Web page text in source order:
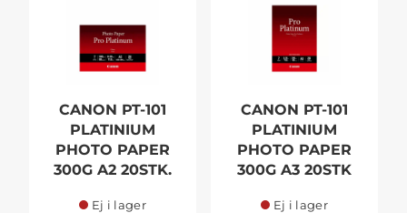
CANON PT-101
PLATINIUM
PHOTO PAPER
300G A2 20STK.
Ej i lager
CANON PT-101
PLATINIUM
PHOTO PAPER
300G A3 20STK
Ej i lager